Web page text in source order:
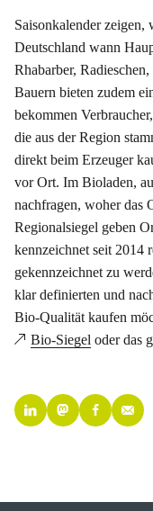
Saisonkalender zeigen,
Deutschland wann
Rhabarber,
Bauern bieten zudem
bekommen
die aus der Region
direkt beim Erzeuger
vor Ort. Im Bioladen,
nachfragen, woher das
Regionalsiegel geben
kennzeichnet seit 2014
gekennzeichnet zu
klar definierten und
Bio-Qualität kaufen
Bio-Siegel oder das